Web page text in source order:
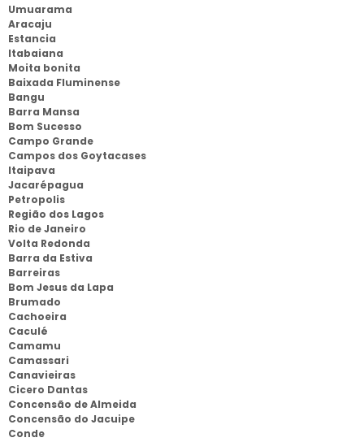
Umuarama
Aracaju
Estancia
Itabaiana
Moita bonita
Baixada Fluminense
Bangu
Barra Mansa
Bom Sucesso
Campo Grande
Campos dos Goytacases
Itaipava
Jacarépagua
Petropolis
Região dos Lagos
Rio de Janeiro
Volta Redonda
Barra da Estiva
Barreiras
Bom Jesus da Lapa
Brumado
Cachoeira
Caculé
Camamu
Camassari
Canavieiras
Cicero Dantas
Concensão de Almeida
Concensão do Jacuipe
Conde